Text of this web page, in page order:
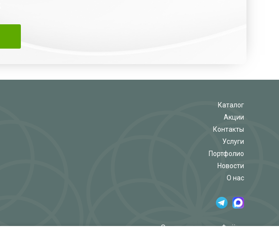
Каталог
Акции
Контакты
Услуги
Портфолио
Новости
О нас